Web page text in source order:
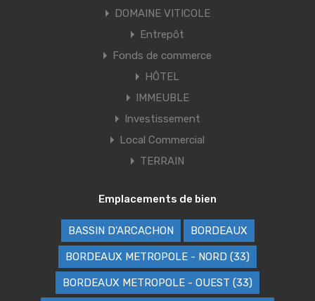
DOMAINE VITICOLE
Entrepôt
Fonds de commerce
HÔTEL
IMMEUBLE
Investissement
Local Commercial
TERRAIN
Emplacements de bien
BASSIN D'ARCACHON BORDEAUX
BORDEAUX METROPOLE - NORD (33)
BORDEAUX METROPOLE - OUEST (33)